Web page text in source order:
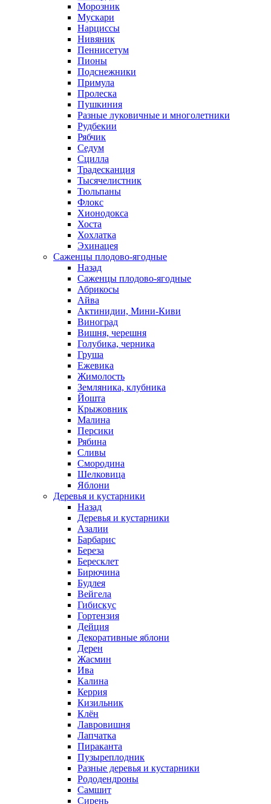
Морозник
Мускари
Нарциссы
Нивяник
Пеннисетум
Пионы
Подснежники
Примула
Пролеска
Пушкиния
Разные луковичные и многолетники
Рудбекии
Рябчик
Седум
Сцилла
Традесканция
Тысячелистник
Тюльпаны
Флокс
Хионодокса
Хоста
Хохлатка
Эхинацея
Саженцы плодово-ягодные
Назад
Саженцы плодово-ягодные
Абрикосы
Айва
Актинидии, Мини-Киви
Виноград
Вишня, черешня
Голубика, черника
Груша
Ежевика
Жимолость
Земляника, клубника
Йошта
Крыжовник
Малина
Персики
Рябина
Сливы
Смородина
Шелковица
Яблони
Деревья и кустарники
Назад
Деревья и кустарники
Азалии
Барбарис
Береза
Бересклет
Бирючина
Будлея
Вейгела
Гибискус
Гортензия
Дейция
Декоративные яблони
Дерен
Жасмин
Ива
Калина
Керрия
Кизильник
Клён
Лавровишня
Лапчатка
Пираканта
Пузыреплодник
Разные деревья и кустарники
Рододендроны
Самшит
Сирень